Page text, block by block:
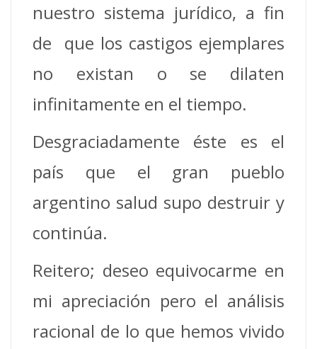
nuestro sistema jurídico, a fin
de que los castigos ejemplares
no existan o se dilaten
infinitamente en el tiempo.
Desgraciadamente éste es el
país que el gran pueblo
argentino salud supo destruir y
continúa.
Reitero; deseo equivocarme en
mi apreciación pero el análisis
racional de lo que hemos vivido